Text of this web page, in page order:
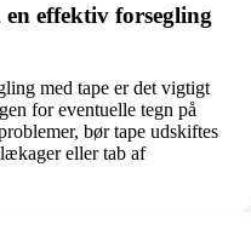
effektiv forsegling
med tape er det vigtigt
for eventuelle tegn på
bør tape udskiftes
eller tab af